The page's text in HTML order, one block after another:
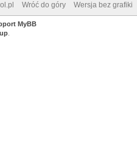
Wróć do góry Wersja bez grafiki
MyBB